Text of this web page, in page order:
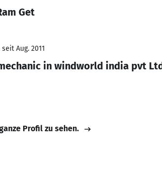
Get
Aug. 2011
in windworld india pvt
Profil zu sehen.